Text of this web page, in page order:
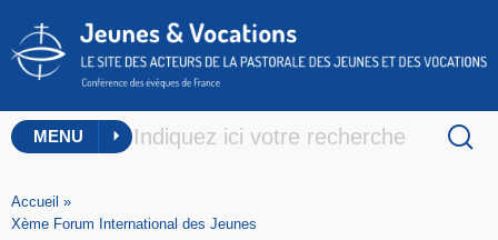
MENU
Accueil »
Xème Forum International des Jeunes